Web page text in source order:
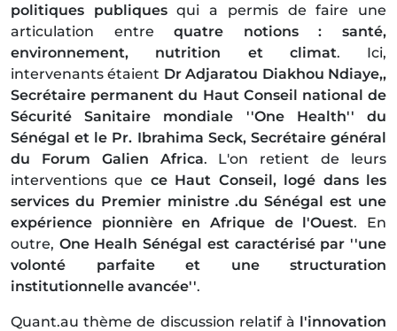
politiques publiquesqui a permis de faire une
articulation entrequatre notions : santé,
environnement, nutrition et climat. Ici,
intervenants étaient Dr Adjaratou Diakhou Ndiaye,,
Secrétaire permanent du Haut Conseil national de
Sécurité Sanitaire mondiale ''One Health'' du
Sénégal et le Pr. Ibrahima Seck, Secrétaire général
du Forum Galien Africa. L'on retient de leurs
interventions que ce Haut Conseil, logé dans les
services du Premier ministre .du Sénégal est une
expérience pionnière en Afrique de l'Ouest. En
outre, One Healh Sénégal est caractérisé par ''une
volonté parfaite et une structuration
institutionnelle avancée''.
Quant.au thème de discussion relatif à l'innovation